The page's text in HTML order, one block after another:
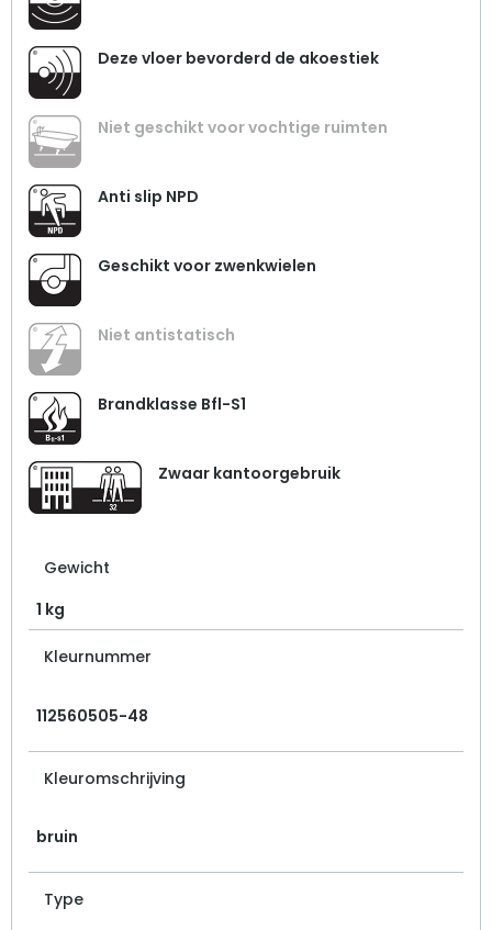
Deze vloer bevorderd de akoestiek
Niet geschikt voor vochtige ruimten
Anti slip NPD
Geschikt voor zwenkwielen
Niet antistatisch
Brandklasse Bfl-S1
Zwaar kantoorgebruik
Gewicht
1 kg
Kleurnummer
112560505-48
Kleuromschrijving
bruin
Type